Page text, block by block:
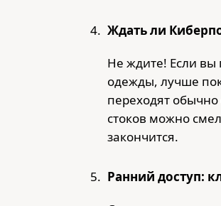
Ждать ли
Не ждите! Если вы
одежды, лучше
переходят
стоков можно
закончится.
Ранний доступ: